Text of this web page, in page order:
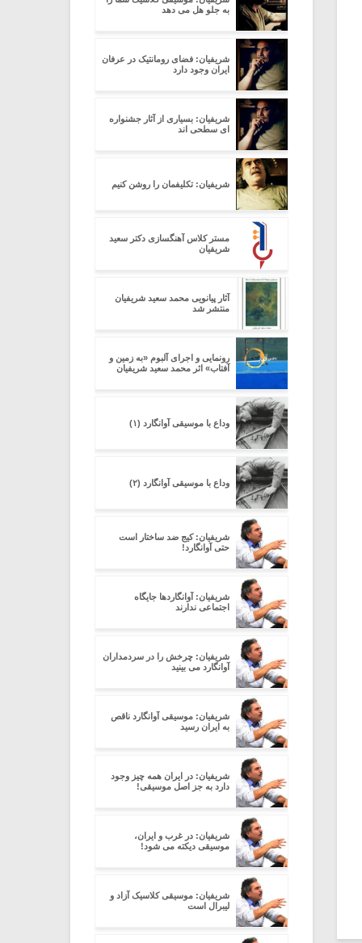
به جلو هل می دهد
شریفیان: فضای رومانتیک در عرفان
ایران وجود دارد
شریفیان: بسیاری از آثار جشنواره
ای سطحی اند
شریفیان: تکلیفمان را روشن کنیم
مستر کلاس آهنگسازی دکتر سعید
شریفیان
آثار پیانویی محمد سعید شریفیان
منتشر شد
رونمایی و اجرای آلبوم «به زمین و
آفتاب» اثر محمد سعید شریفیان
وداع با موسیقی آوانگارد (۱)
وداع با موسیقی آوانگارد (۲)
شریفیان: کیج ضد ساختار است
حتی آوانگارد!
شریفیان: آوانگاردها جایگاه
اجتماعی ندارند
شریفیان: چرخش را در سردمداران
آوانگارد می بینید
شریفیان: موسیقی آوانگارد ناقص
به ایران رسید
شریفیان: در ایران همه چیز وجود
دارد به جز اصل موسیقی!
شریفیان: در غرب و ایران،
موسیقی دیکته می شود!
شریفیان: موسیقی کلاسیک آزاد و
لیبرال است